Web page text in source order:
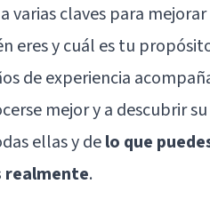
varias claves para
eres y cuál es tu
de experiencia
mejor y a descubrir
ellas y delo que
realmente.